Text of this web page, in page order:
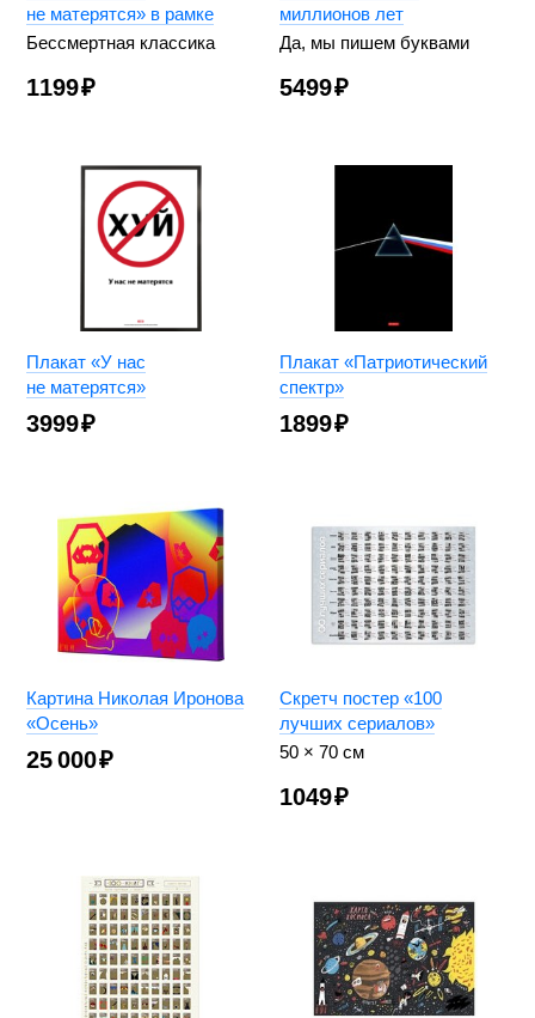
не матерятся» в рамке
Бессмертная классика
1199₽
миллионов лет
Да, мы пишем буквами
5499₽
Плакат «У нас
не матерятся»
3999₽
Плакат «Патриотический
спектр»
1899₽
Картина Николая Иронова
«Осень»
25 000₽
Скретч постер «100
лучших сериалов»
50 × 70 см
1049₽